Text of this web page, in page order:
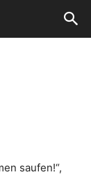
saufen!“,